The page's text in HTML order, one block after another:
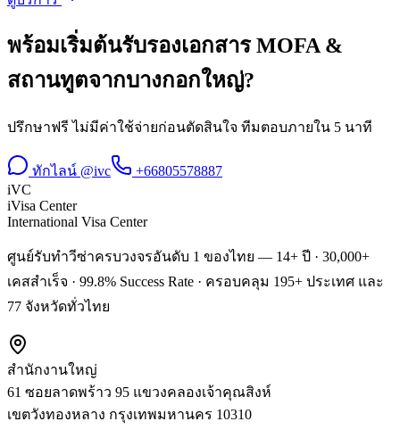
พร้อมเริ่มต้นรับรองเอกสาร MOFA &
สถานทูตจากบางกอกใหญ่?
ปรึกษาฟรี ไม่มีค่าใช้จ่ายก่อนตัดสินใจ ทีมตอบภายใน 5 นาที
ทักไลน์ @ivc
+66805578887
iVC
iVisa Center
International Visa Center
ศูนย์รับทำวีซ่าครบวงจรอันดับ 1 ของไทย — 14+ ปี · 30,000+
เคสสำเร็จ · 99.8% Success Rate · ครอบคลุม 195+ ประเทศ และ
77 จังหวัดทั่วไทย
สำนักงานใหญ่
61 ซอยลาดพร้าว 95 แขวงคลองเจ้าคุณสิงห์
เขตวังทองหลาง กรุงเทพมหานคร 10310